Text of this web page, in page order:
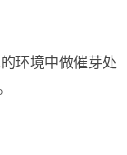
环境中做催芽处